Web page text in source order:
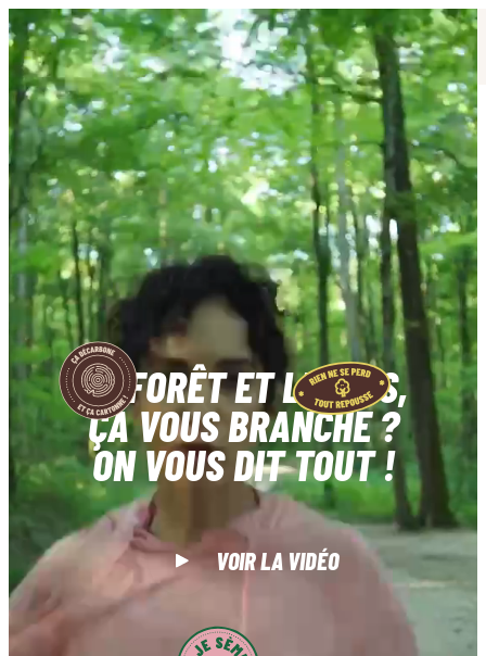
Aller
au
contenu
LA FORÊT ET LE BOIS,
ÇA VOUS BRANCHE ?
ON VOUS DIT TOUT !
VOIR LA VIDÉO